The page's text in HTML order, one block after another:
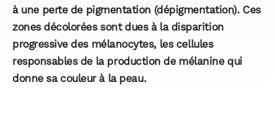
à une perte de pigmentation (dépigmentation). Ces
zones décolorées sont dues à la disparition
progressive des mélanocytes, les cellules
responsables de la production de mélanine qui
donne sa couleur à la peau.